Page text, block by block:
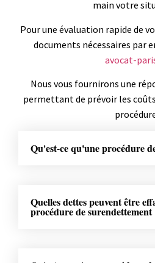
main votre
Pour une évaluation rapide de
documents nécessaires par
avocat-
Nous vous fournirons une
permettant de prévoir les
Qu'est-ce qu'une procédure
Quelles dettes peuvent être
procédure de surendettement